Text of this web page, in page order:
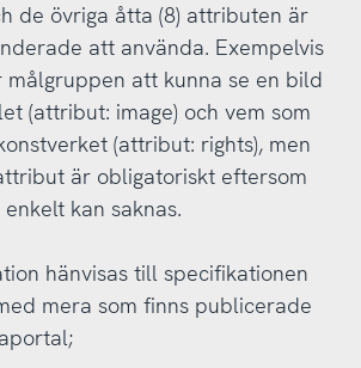
de övriga åtta (8) attributen är
att använda. Exempelvis
att kunna se en bild
(attribut: image) och vem som
(attribut: rights), men
är obligatoriskt eftersom
kan saknas.
hänvisas till specifikationen
mera som finns publicerade